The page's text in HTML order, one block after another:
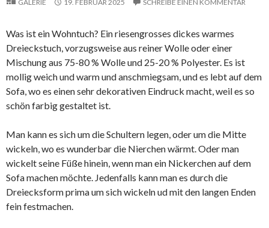
GALERIE 19. FEBRUAR 2025 SCHREIBE EINEN KOMMENTAR
Was ist ein Wohntuch? Ein riesengrosses dickes warmes
Dreieckstuch, vorzugsweise aus reiner Wolle oder einer
Mischung aus 75-80 % Wolle und 25-20 % Polyester. Es ist
mollig weich und warm und anschmiegsam, und es lebt auf dem
Sofa, wo es einen sehr dekorativen Eindruck macht, weil es so
schön farbig gestaltet ist.
Man kann es sich um die Schultern legen, oder um die Mitte
wickeln, wo es wunderbar die Nierchen wärmt. Oder man
wickelt seine Füße hinein, wenn man ein Nickerchen auf dem
Sofa machen möchte. Jedenfalls kann man es durch die
Dreiecksform prima um sich wickeln ud mit den langen Enden
fein festmachen.